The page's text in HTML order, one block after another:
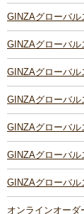
GINZAグローバ
GINZAグローバ
GINZAグローバ
GINZAグローバ
GINZAグローバ
GINZAグローバ
GINZAグローバ
オンラインオーダ